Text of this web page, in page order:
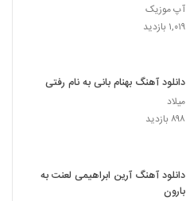
آپ موزیک
۱,۰۱۹ بازدید
دانلود آهنگ بهنام بانی به نام رفتی
میلاد
۸۹۸ بازدید
دانلود آهنگ آرین ابراهیمی لعنت به
بارون